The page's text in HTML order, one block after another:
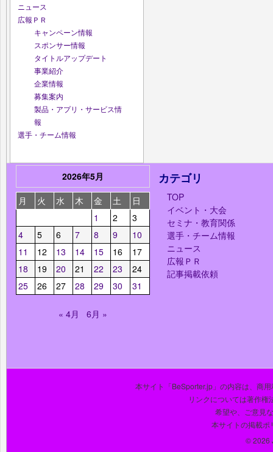
ニュース
広報ＰＲ
キャンペーン情報
スポンサー情報
タイトルアップデート
事業紹介
企業情報
募集案内
製品・アプリ・サービス情
報
選手・チーム情報
2026年5月
月
火 水 木 金 土
日
1
2
3
4
5 6 7 8 9
10
11
12 13 14 15 16
17
18
19 20 21 22 23
24
25
26 27 28 29 30 31
« 4月 6月 »
カテゴリ
TOP
イベント・大会
セミナ・教育関係
選手・チーム情報
ニュース
広報ＰＲ
記事掲載依頼
本サイト「BeSporter.jp」の内容は、商
リンクについては著作権
希望や、ご意見
本サイトの掲載ポ
© 2026